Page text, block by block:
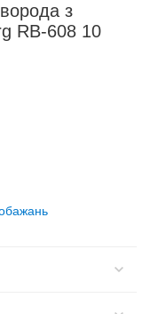
з
RB-608 10